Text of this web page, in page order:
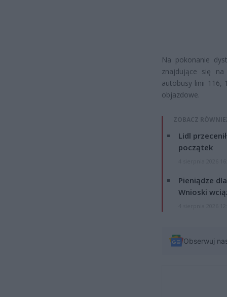
Na pokonanie
znajdujące się
autobusy linii 116,
objazdowe.
ZOBACZ
Lidl
początek
Pieniądze
Wnioski
Obserwuj